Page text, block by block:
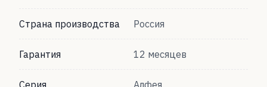
Страна производства Россия
Гарантия 12 месяцев
Серия Алфея